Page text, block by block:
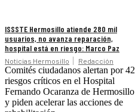
ISSSTE Hermosillo atiende 280 mil
usuarios, no avanza reparación,
hospital está en riesgo: Marco Paz
Noticias Hermosillo Redacción
Comités ciudadanos alertan por 42
riesgos críticos en el Hospital
Fernando Ocaranza de Hermosillo
y piden acelerar las acciones de